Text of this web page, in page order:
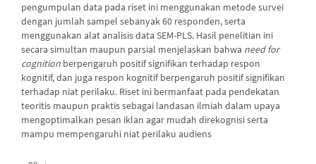
pengumpulan data pada riset ini menggunakan metode survei
dengan jumlah sampel sebanyak 60 responden, serta
menggunakan alat analisis data SEM-PLS. Hasil penelitian ini
secara simultan maupun parsial menjelaskan bahwa need for
cognition berpengaruh positif signifikan terhadap respon
kognitif, dan juga respon kognitif berpengaruh positif signifikan
terhadap niat perilaku. Riset ini bermanfaat pada pendekatan
teoritis maupun praktis sebagai landasan ilmiah dalam upaya
mengoptimalkan pesan iklan agar mudah direkognisi serta
mampu mempengaruhi niat perilaku audiens